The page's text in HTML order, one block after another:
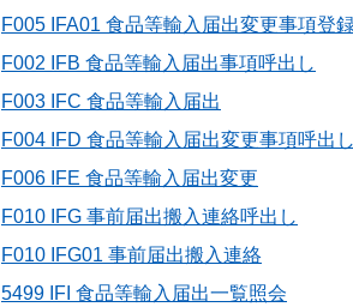
F005 IFA01 食品等輸入届出変更事項登
F002 IFB 食品等輸入届出事項呼出し
F003 IFC 食品等輸入届出
F004 IFD 食品等輸入届出変更事項呼出し
F006 IFE 食品等輸入届出変更
F010 IFG 事前届出搬入連絡呼出し
F010 IFG01 事前届出搬入連絡
5499 IFI 食品等輸入届出一覧照会